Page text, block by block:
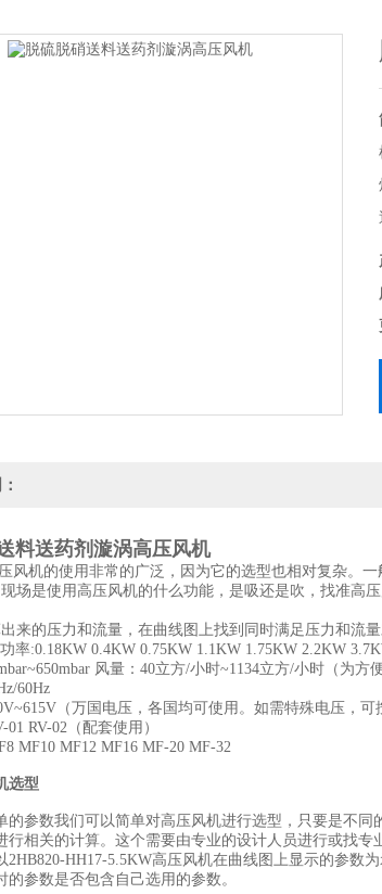
料送药剂漩涡高压风机
的使用非常的广泛，因为它的选型也相对复杂。一
场是使用高压风机的什么功能，是吸还是吹，找准高
来的压力和流量，在曲线图上找到同时满足压力和流
:0.18KW 0.4KW 0.75KW 1.1KW 1.75KW 2.2KW
风量：40立方/小时~1134立方/小时（为方
60Hz
（万国电压，各国均可使用。如需特殊电压，可
RV-02（配套使用）
MF12 MF16 MF-20 MF-32
选型
的参数我们可以简单对高压风机进行选型，只要是不
行相关的计算。这个需要由专业的设计人员进行或找专
2HB820-HH17-5.5KW高压风机在曲线图上显示的参数
的参数是否包含自己选用的参数。